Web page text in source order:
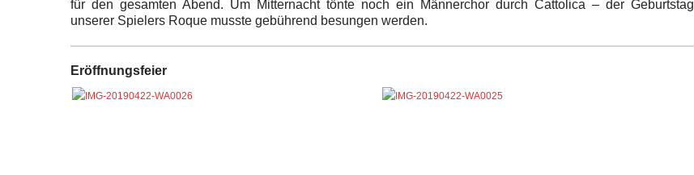
für den gesamten Abend. Um Mitternacht tönte noch ein Männerchor durch Cattolica – der Geburtstag
unserer Spielers Roque musste gebührend besungen werden.
Eröffnungsfeier